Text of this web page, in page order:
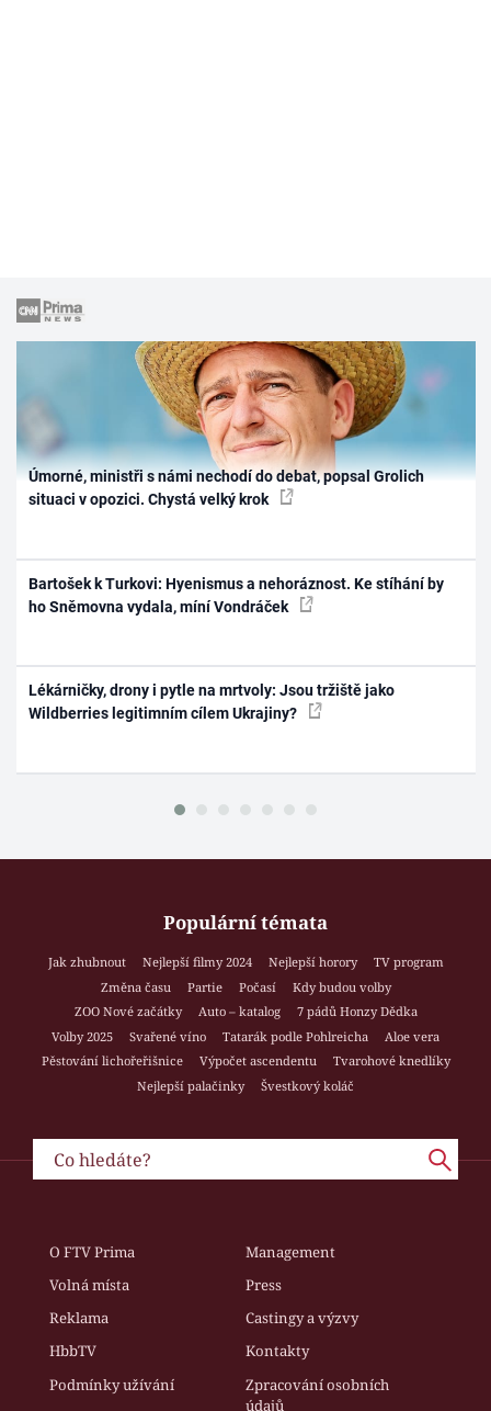
Úmorné, ministři s námi nechodí do debat, popsal Grolich
situaci v opozici. Chystá velký krok
Bartošek k Turkovi: Hyenismus a nehoráznost. Ke stíhání by
ho Sněmovna vydala, míní Vondráček
Lékárničky, drony i pytle na mrtvoly: Jsou tržiště jako
Wildberries legitimním cílem Ukrajiny?
Populární témata
Jak zhubnout Nejlepší filmy 2024 Nejlepší horory
TV program
Změna času
Partie Počasí
Kdy budou volby
ZOO Nové začátky
Auto – katalog
7 pádů Honzy Dědka
Volby 2025
Svařené víno Tatarák podle Pohlreicha
Aloe vera
Pěstování lichořeřišnice
Výpočet ascendentu
Tvarohové knedlíky
Nejlepší palačinky
Švestkový koláč
O FTV Prima
Management
Volná místa
Press
Reklama
Castingy a výzvy
HbbTV
Kontakty
Podmínky užívání
Zpracování osobních
údajů